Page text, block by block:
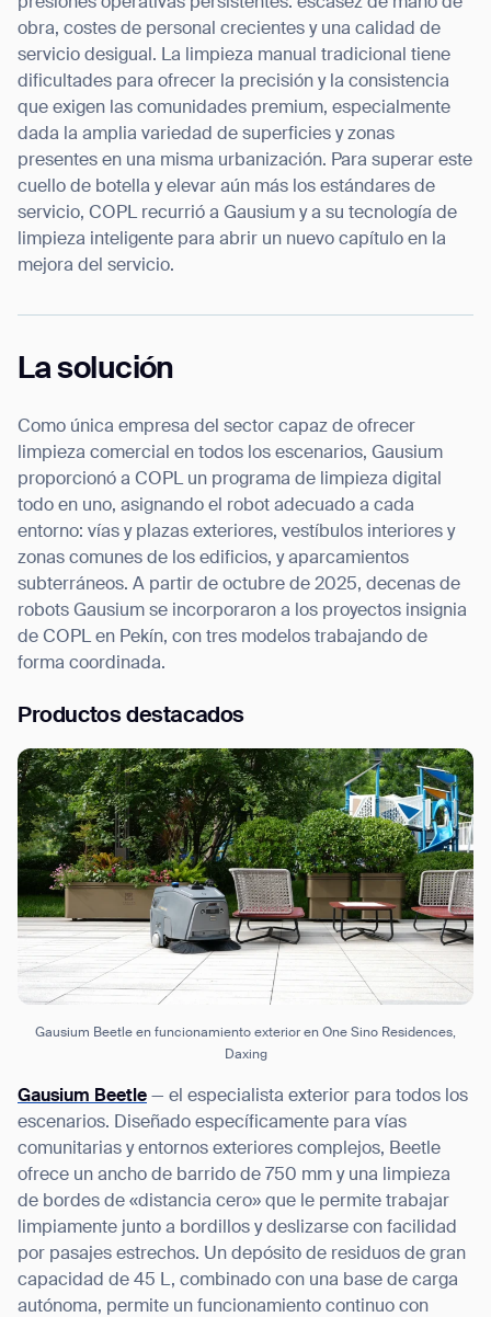
obra, costes de personal crecientes y una calidad de
servicio desigual. La limpieza manual tradicional tiene
dificultades para ofrecer la precisión y la consistencia
que exigen las comunidades premium, especialmente
dada la amplia variedad de superficies y zonas
presentes en una misma urbanización. Para superar este
cuello de botella y elevar aún más los estándares de
servicio, COPL recurrió a Gausium y a su tecnología de
limpieza inteligente para abrir un nuevo capítulo en la
mejora del servicio.
La solución
Como única empresa del sector capaz de ofrecer
limpieza comercial en todos los escenarios, Gausium
proporcionó a COPL un programa de limpieza digital
todo en uno, asignando el robot adecuado a cada
entorno: vías y plazas exteriores, vestíbulos interiores y
zonas comunes de los edificios, y aparcamientos
subterráneos. A partir de octubre de 2025, decenas de
robots Gausium se incorporaron a los proyectos insignia
de COPL en Pekín, con tres modelos trabajando de
forma coordinada.
Productos destacados
Gausium Beetle en funcionamiento exterior en One Sino Residences,
Daxing
Gausium Beetle — el especialista exterior para todos los
escenarios. Diseñado específicamente para vías
comunitarias y entornos exteriores complejos, Beetle
ofrece un ancho de barrido de 750 mm y una limpieza
de bordes de «distancia cero» que le permite trabajar
limpiamente junto a bordillos y deslizarse con facilidad
por pasajes estrechos. Un depósito de residuos de gran
capacidad de 45 L, combinado con una base de carga
autónoma, permite un funcionamiento continuo con